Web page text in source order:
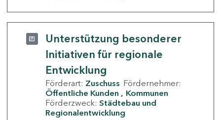
Unterstützung besonderer
Initiativen für regionale
Entwicklung
Förderart: Zuschuss Fördernehmer:
Öffentliche Kunden
Kommunen
Förderzweck: Städtebau und
Regionalentwicklung